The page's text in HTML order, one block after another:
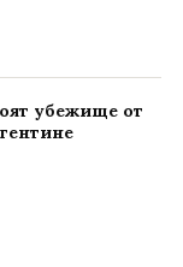
убежище от